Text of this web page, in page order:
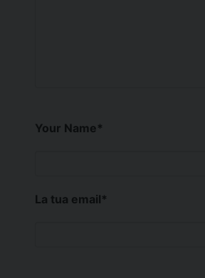
Your Name*
La tua email*